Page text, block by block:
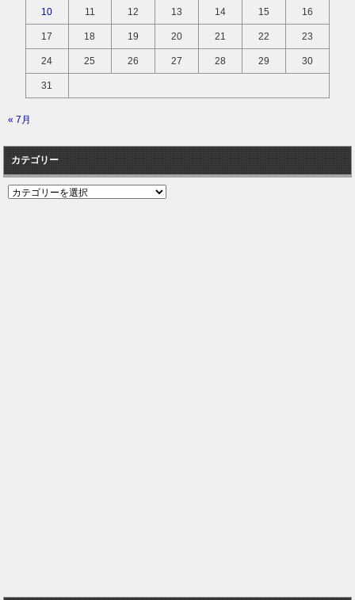
10 11 12 13 14 15 16
17 18 19 20 21 22 23
24 25 26 27 28 29 30
31
« 7月
カテゴリー
カ